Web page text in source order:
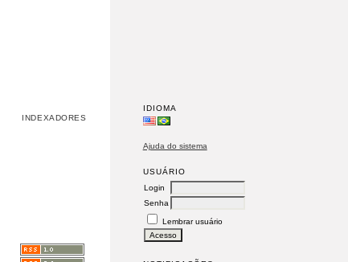
IDIOMA
Ajuda do sistema
USUÁRIO
Login
Senha
Lembrar usuário
INDEXADORES